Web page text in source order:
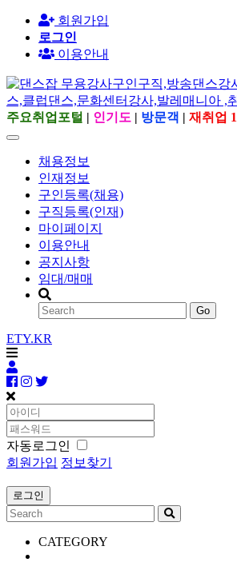
회원가입
로그인
이용안내
주요취업포털 | 인기도 | 방문객 | 재취업
채용정보
인재정보
구인등록(채용)
구직등록(인재)
마이페이지
이용안내
공지사항
임대/매매
Go
ETY.KR
자동로그인
회원가입 정보찾기
CATEGORY